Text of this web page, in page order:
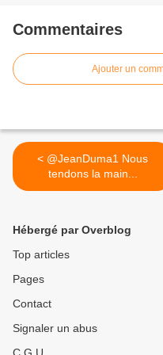
Commentaires
Ajouter un
< @JeanDuma1 Nous
tendons la main...
Hébergé par Overblog
Top articles
Pages
Contact
Signaler un abus